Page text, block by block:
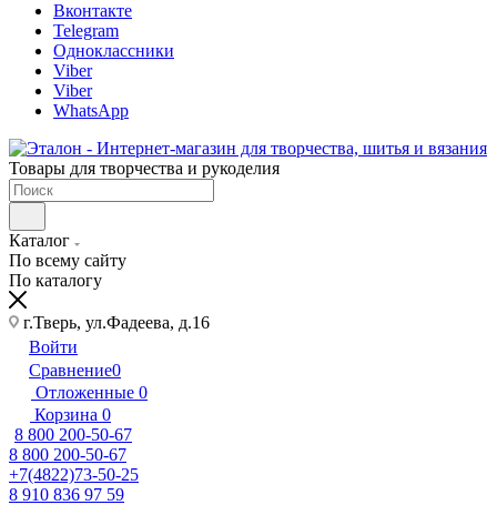
Вконтакте
Telegram
Одноклассники
Viber
Viber
WhatsApp
Товары для творчества и рукоделия
Каталог
По всему сайту
По каталогу
г.Тверь, ул.Фадеева, д.16
Войти
Сравнение0
Отложенные 0
Корзина 0
8 800 200-50-67
8 800 200-50-67
+7(4822)73-50-25
8 910 836 97 59